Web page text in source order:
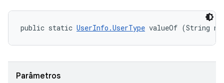
public static UserInfo.UserType valueOf (String
Parâmetros